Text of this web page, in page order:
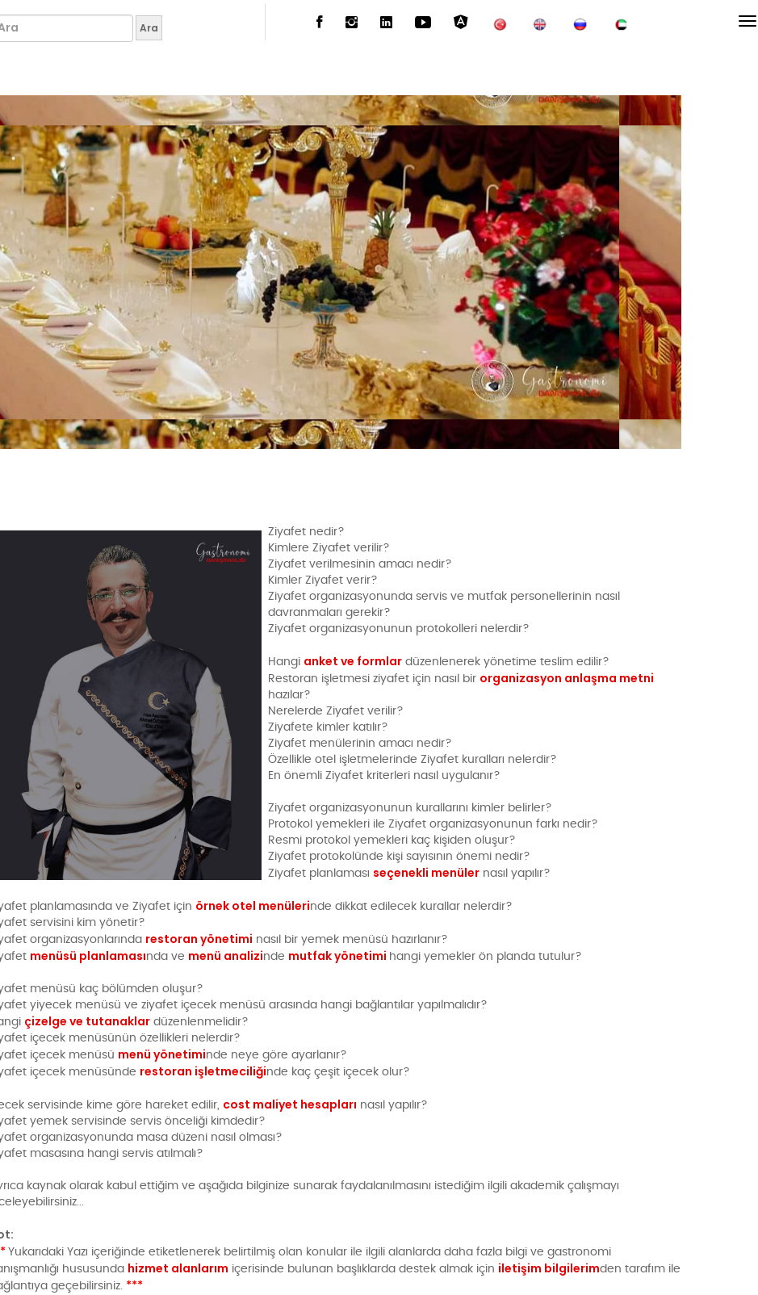
Ziyafet nedir?
Kimlere Ziyafet verilir?
Ziyafet verilmesinin amacı nedir?
Kimler Ziyafet verir?
Ziyafet organizasyonunda servis ve mutfak personellerinin nasıl
davranmaları gerekir?
Ziyafet organizasyonunun protokolleri nelerdir?
Hangi anket ve formlardüzenlenerek yönetime teslim edilir?
Restoran işletmesi ziyafet için nasıl bir organizasyon anlaşma metni
hazılar?
Nerelerde Ziyafet verilir?
Ziyafete kimler katılır?
Ziyafet menülerinin amacı nedir?
Özellikle otel işletmelerinde Ziyafet kuralları nelerdir?
En önemli Ziyafet kriterleri nasıl uygulanır?
Ziyafet organizasyonunun kurallarını kimler belirler?
Protokol yemekleri ile Ziyafet organizasyonunun farkı nedir?
Resmi protokol yemekleri kaç kişiden oluşur?
Ziyafet protokolünde kişi sayısının önemi nedir?
Ziyafet planlaması seçenekli menülernasıl yapılır?
planlamasında ve Ziyafet için örnek otel menülerinde dikkat edilecek kurallar nelerdir?
servisini kim yönetir?
organizasyonlarında restoran yönetimi nasıl bir yemek menüsü hazırlanır?
menüsü planlamasında ve menü analizinde mutfak yönetimi hangi yemekler ön planda tutulur?
menüsü kaç bölümden oluşur?
yiyecek menüsü ve ziyafet içecek menüsü arasında hangi bağlantılar yapılmalıdır?
çizelge ve tutanaklardüzenlenmelidir?
içecek menüsünün özellikleri nelerdir?
içecek menüsü menü yönetiminde neye göre ayarlanır?
içecek menüsünde restoran işletmeciliğinde kaç çeşit içecek olur?
servisinde kime göre hareket edilir, cost maliyet hesapları nasıl yapılır?
yemek servisinde servis önceliği kimdedir?
organizasyonunda masa düzeni nasıl olması?
masasına hangi servis atılmalı?
kaynak olarak kabul ettiğim ve aşağıda bilginize sunarak faydalanılmasını istediğim ilgili akademik çalışmayı
Yukarıdaki Yazı içeriğinde etiketlenerek belirtilmiş olan konular ile ilgili alanlarda daha fazla bilgi ve gastronomi
hususunda hizmet alanlarım içerisinde bulunan başlıklarda destek almak için iletişim bilgilerimden tarafım ile
geçebilirsiniz. ***